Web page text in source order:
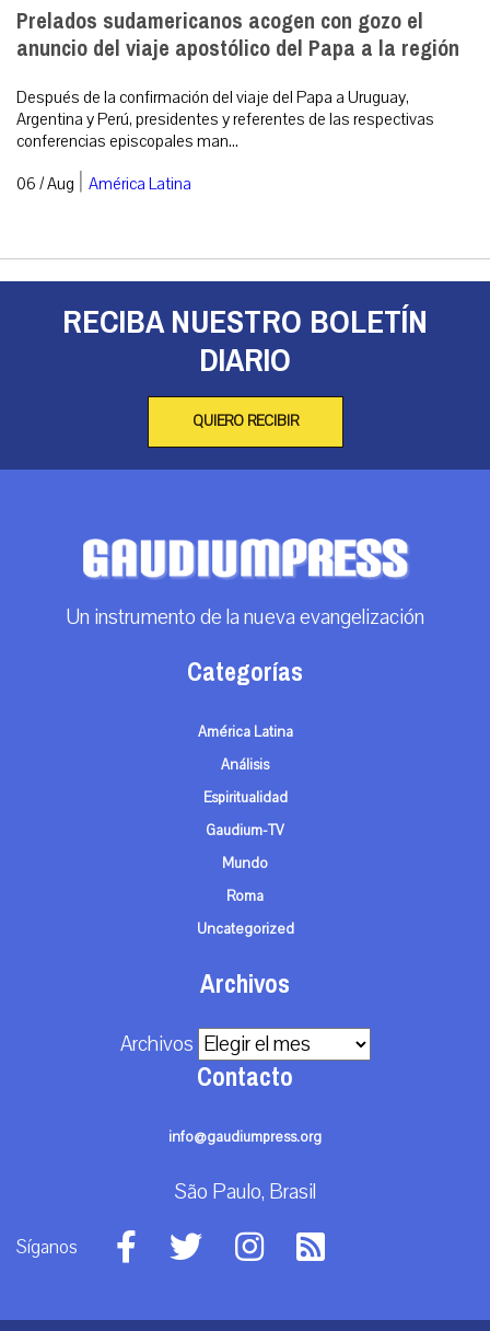
Prelados sudamericanos acogen con gozo el
anuncio del viaje apostólico del Papa a la región
Después de la confirmación del viaje del Papa a Uruguay,
Argentina y Perú, presidentes y referentes de las respectivas
conferencias episcopales man...
06 / Aug | América Latina
RECIBA NUESTRO BOLETÍN
DIARIO
QUIERO RECIBIR
Un instrumento de la nueva evangelización
Categorías
América Latina
Análisis
Espiritualidad
Gaudium-TV
Mundo
Roma
Uncategorized
Archivos
Archivos
Contacto
info@gaudiumpress.org
São Paulo, Brasil
Síganos